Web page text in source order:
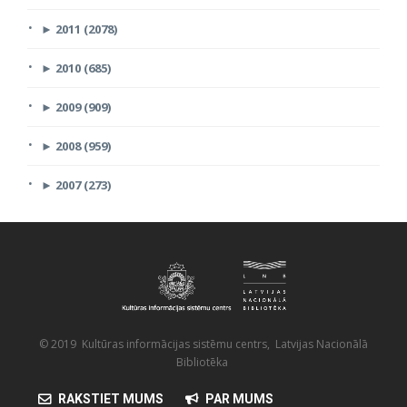
► 2011 (2078)
► 2010 (685)
► 2009 (909)
► 2008 (959)
► 2007 (273)
© 2019 Kultūras informācijas sistēmu centrs, Latvijas Nacionālā
Bibliotēka
RAKSTIET MUMS PAR MUMS